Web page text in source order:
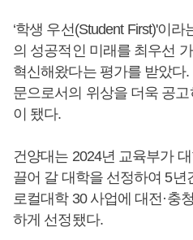
‘학생 우선(Student First)'이
의 성공적인 미래를 최우선
혁신해왔다는 평가를 받았다
문으로서의 위상을 더욱 공
이 됐다.
건양대는 2024년 교육부가
끌어 갈 대학을 선정하여 5년
로컬대학 30 사업에 대전·충
하게 선정됐다.